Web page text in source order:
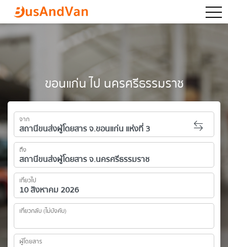
ขอนแก่น ไป นครศรีธรรมราช
จาก
ถึง
เที่ยวไป
เที่ยวกลับ (ไม่บังคับ)
ผู้โดยสาร